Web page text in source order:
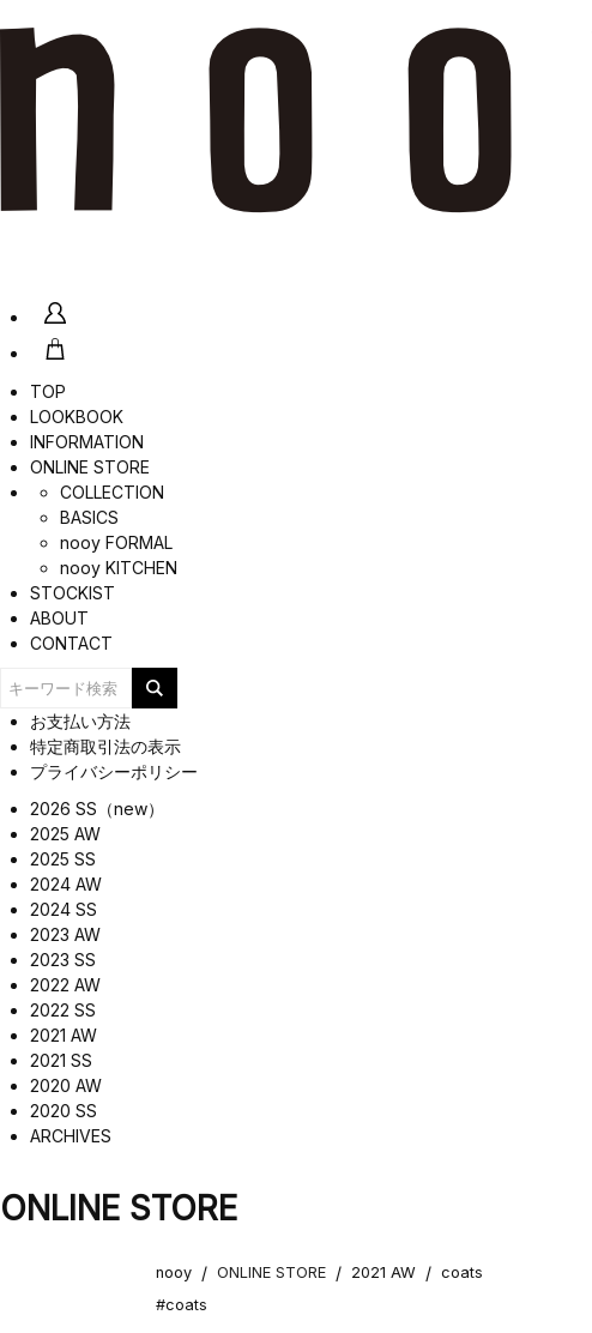
TOP
LOOKBOOK
INFORMATION
ONLINE STORE
COLLECTION
BASICS
nooy FORMAL
nooy KITCHEN
STOCKIST
ABOUT
CONTACT
お支払い方法
特定商取引法の表示
プライバシーポリシー
2026 SS（new）
2025 AW
2025 SS
2024 AW
2024 SS
2023 AW
2023 SS
2022 AW
2022 SS
2021 AW
2021 SS
2020 AW
2020 SS
ARCHIVES
ONLINE STORE
nooy / ONLINE STORE / 2021 AW / coats
#coats